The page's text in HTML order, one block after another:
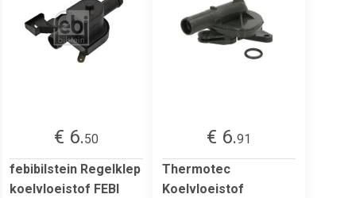
€ 6.50
febibilstein Regelklep
koelvloeistof FEBI
€ 6.91
Thermotec
Koelvloeistof